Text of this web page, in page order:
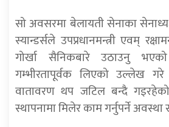
सो अवसरमा बेलायती सेनाका
स्यान्डर्सले उपप्रधानमन्त्री एवम्
गोर्खा सैनिकबारे उठाउनु
गम्भीरतापूर्वक लिएको उल्लेख गरे ।
वातावरण थप जटिल बन्दै गइरहेकोले
स्थापनामा मिलेर काम गर्नुपर्ने